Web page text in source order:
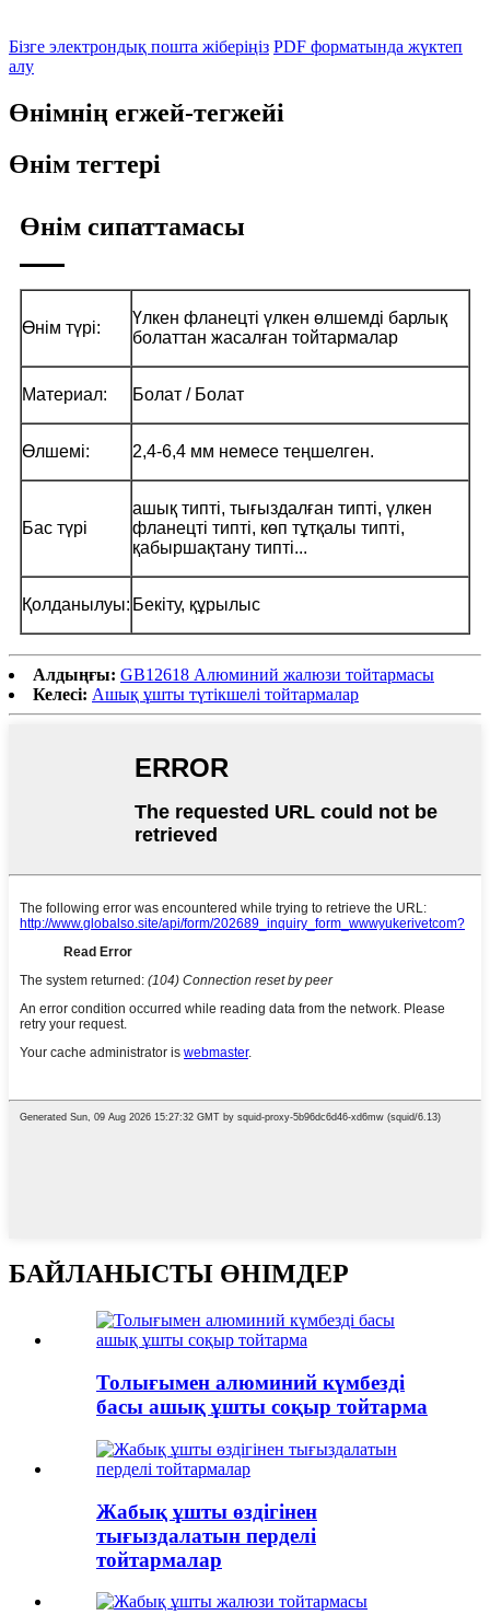
Бізге электрондық пошта жіберіңіз PDF форматында жүктеп
алу
Өнімнің егжей-тегжейі
Өнім тегтері
Өнім сипаттамасы
Өнім түрі:
Үлкен фланецті үлкен өлшемді барлық
болаттан жасалған тойтармалар
Материал: Болат / Болат
Өлшемі: 2,4-6,4 мм немесе теңшелген.
Бас түрі
ашық типті, тығыздалған типті, үлкен
фланецті типті, көп тұтқалы типті,
қабыршақтану типті...
Қолданылуы: Бекіту, құрылыс
Алдыңғы: GB12618 Алюминий жалюзи тойтармасы
Келесі: Ашық ұшты түтікшелі тойтармалар
БАЙЛАНЫСТЫ ӨНІМДЕР
Толығымен алюминий күмбезді
басы ашық ұшты соқыр тойтарма
Жабық ұшты өздігінен
тығыздалатын перделі
тойтармалар